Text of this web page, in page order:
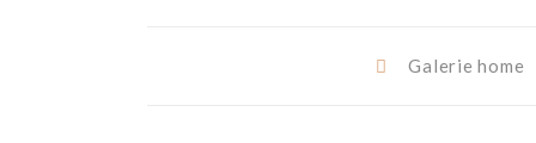
Galerie home